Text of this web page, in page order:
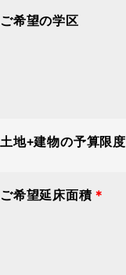
ご希望の学区
土地+建物の予算限度
ご希望延床面積 ＊